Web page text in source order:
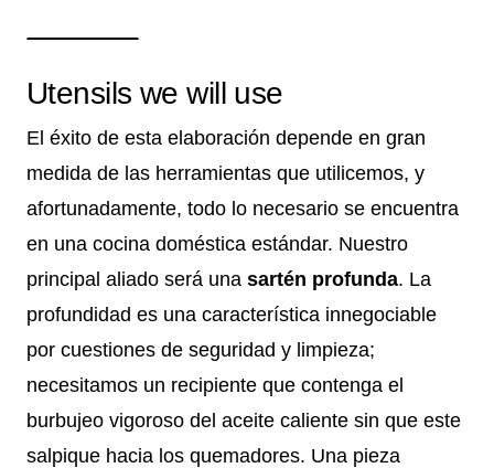
Utensils we will use
El éxito de esta elaboración depende en gran
medida de las herramientas que utilicemos, y
afortunadamente, todo lo necesario se encuentra
en una cocina doméstica estándar. Nuestro
principal aliado será una sartén profunda. La
profundidad es una característica innegociable
por cuestiones de seguridad y limpieza;
necesitamos un recipiente que contenga el
burbujeo vigoroso del aceite caliente sin que este
salpique hacia los quemadores. Una pieza